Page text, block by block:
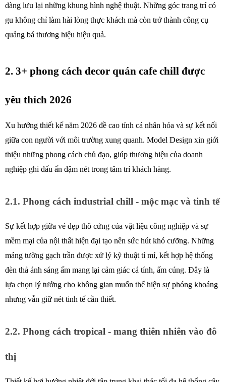
dàng lưu lại những khung hình nghệ thuật. Những góc trang trí có
gu không chỉ làm hài lòng thực khách mà còn trở thành công cụ
quảng bá thương hiệu hiệu quả.
2. 3+ phong cách decor quán cafe chill được
yêu thích 2026
Xu hướng thiết kế năm 2026 đề cao tính cá nhân hóa và sự kết nối
giữa con người với môi trường xung quanh. Model Design xin giới
thiệu những phong cách chủ đạo, giúp thương hiệu của doanh
nghiệp ghi dấu ấn đậm nét trong tâm trí khách hàng.
2.1. Phong cách industrial chill - mộc mạc và tinh tế
Sự kết hợp giữa vẻ đẹp thô cứng của vật liệu công nghiệp và sự
mềm mại của nội thất hiện đại tạo nên sức hút khó cưỡng. Những
mảng tường gạch trần được xử lý kỹ thuật tỉ mỉ, kết hợp hệ thống
đèn thả ánh sáng ấm mang lại cảm giác cá tính, ấm cúng. Đây là
lựa chọn lý tưởng cho không gian muốn thể hiện sự phóng khoáng
nhưng vẫn giữ nét tinh tế cần thiết.
2.2. Phong cách tropical - mang thiên nhiên vào đô
thị